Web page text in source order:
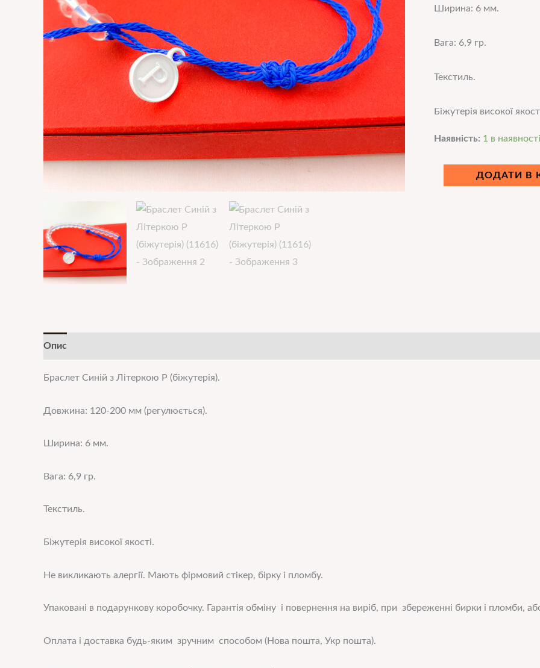
Ширина: 6 мм.
Вага: 6,9 гр.
Текстиль.
Біжутерія високої
Наявність: 1 в наявності
ДОДАТИ В
Опис
Браслет Синій з Літеркою Р (біжутерія).
Довжина: 120-200 мм (регулюється).
Ширина: 6 мм.
Вага: 6,9 гр.
Текстиль.
Біжутерія високої якості.
Не викликають алергії. Мають фірмовий стікер, бірку і пломбу.
Упаковані в подарункову коробочку. Гарантія обміну і повернення на виріб, при збереженні бирки і пломби,
Оплата і доставка будь-яким зручним способом (Нова пошта, Укр пошта).